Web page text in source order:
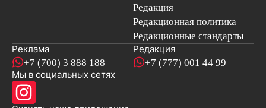
Редакция
Редакционная политика
Редакционные стандарты
Реклама
+7 (700) 3 888 188
Редакция
+7 (777) 001 44 99
Мы в социальных сетях